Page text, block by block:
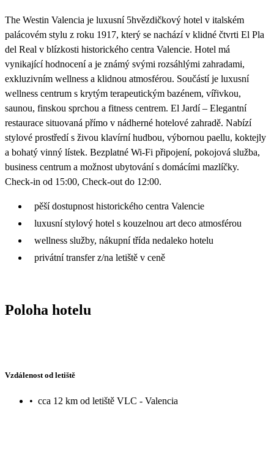
The Westin Valencia je luxusní 5hvězdičkový hotel v italském
palácovém stylu z roku 1917, který se nachází v klidné čtvrti El Pla
del Real v blízkosti historického centra Valencie. Hotel má
vynikající hodnocení a je známý svými rozsáhlými zahradami,
exkluzivním wellness a klidnou atmosférou. Součástí je luxusní
wellness centrum s krytým terapeutickým bazénem, vířivkou,
saunou, finskou sprchou a fitness centrem. El Jardí – Elegantní
restaurace situovaná přímo v nádherné hotelové zahradě. Nabízí
stylové prostředí s živou klavírní hudbou, výbornou paellu, koktejly
a bohatý vinný lístek. Bezplatné Wi-Fi připojení, pokojová služba,
business centrum a možnost ubytování s domácími mazlíčky.
Check-in od 15:00, Check-out do 12:00.
pěší dostupnost historického centra Valencie
luxusní stylový hotel s kouzelnou art deco atmosférou
wellness služby, nákupní třída nedaleko hotelu
privátní transfer z/na letiště v ceně
Poloha hotelu
Vzdálenost od letiště
• cca 12 km od letiště VLC - Valencia